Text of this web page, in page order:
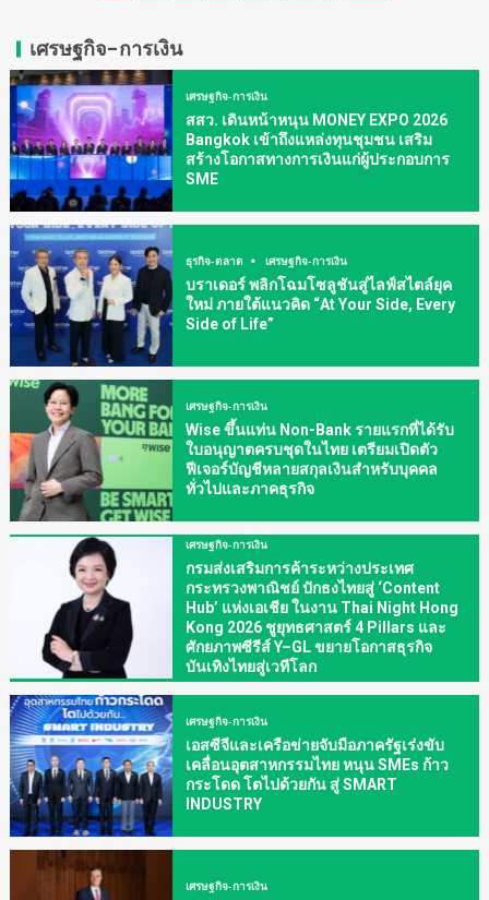
เศรษฐกิจ-การเงิน
เศรษฐกิจ-การเงิน
สสว. เดินหน้าหนุน MONEY EXPO 2026
Bangkok เข้าถึงแหล่งทุนชุมชน เสริม
สร้างโอกาสทางการเงินแก่ผู้ประกอบการ
SME
ธุรกิจ-ตลาด เศรษฐกิจ-การเงิน
บราเดอร์ พลิกโฉมโซลูชันสู่ไลฟ์สไตล์ยุค
ใหม่ ภายใต้แนวคิด “At Your Side, Every
Side of Life”
เศรษฐกิจ-การเงิน
Wise ขึ้นแท่น Non-Bank รายแรกที่ได้รับ
ใบอนุญาตครบชุดในไทย เตรียมเปิดตัว
ฟีเจอร์บัญชีหลายสกุลเงินสำหรับบุคคล
ทั่วไปและภาคธุรกิจ
เศรษฐกิจ-การเงิน
กรมส่งเสริมการค้าระหว่างประเทศ
กระทรวงพาณิชย์ ปักธงไทยสู่ ‘Content
Hub’ แห่งเอเชีย ในงาน Thai Night Hong
Kong 2026 ชูยุทธศาสตร์ 4 Pillars และ
ศักยภาพซีรีส์ Y–GL ขยายโอกาสธุรกิจ
บันเทิงไทยสู่เวทีโลก
เศรษฐกิจ-การเงิน
เอสซีจีและเครือข่ายจับมือภาครัฐเร่งขับ
เคลื่อนอุตสาหกรรมไทย หนุน SMEs ก้าว
กระโดด โตไปด้วยกัน สู่ SMART
INDUSTRY
เศรษฐกิจ-การเงิน